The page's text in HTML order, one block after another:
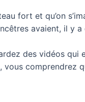
fort et qu’on
avaient, il y
des vidéos
comprendrez